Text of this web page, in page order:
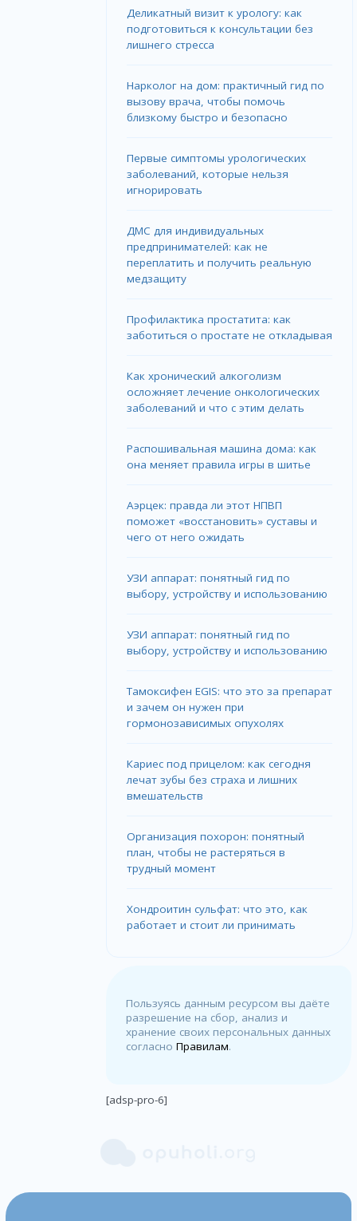
Деликатный визит к урологу: как
подготовиться к консультации без
лишнего стресса
Нарколог на дом: практичный гид по
вызову врача, чтобы помочь
близкому быстро и безопасно
Первые симптомы урологических
заболеваний, которые нельзя
игнорировать
ДМС для индивидуальных
предпринимателей: как не
переплатить и получить реальную
медзащиту
Профилактика простатита: как
заботиться о простате не откладывая
Как хронический алкоголизм
осложняет лечение онкологических
заболеваний и что с этим делать
Распошивальная машина дома: как
она меняет правила игры в шитье
Аэрцек: правда ли этот НПВП
поможет «восстановить» суставы и
чего от него ожидать
УЗИ аппарат: понятный гид по
выбору, устройству и использованию
УЗИ аппарат: понятный гид по
выбору, устройству и использованию
Тамоксифен EGIS: что это за препарат
и зачем он нужен при
гормонозависимых опухолях
Кариес под прицелом: как сегодня
лечат зубы без страха и лишних
вмешательств
Организация похорон: понятный
план, чтобы не растеряться в
трудный момент
Хондроитин сульфат: что это, как
работает и стоит ли принимать
Пользуясь данным ресурсом вы даёте
разрешение на сбор, анализ и
хранение своих персональных данных
согласноПравилам.
[adsp-pro-6]